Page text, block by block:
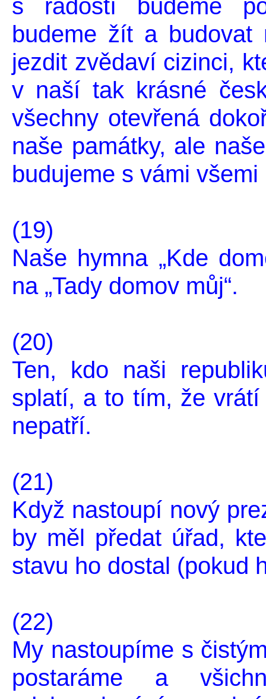
s radostí budeme
budeme žít a budovat
jezdit zvědaví cizinci,
v naší tak krásné
všechny otevřená
naše památky, ale
budujeme s vámi
(19)
Naše hymna „Kde
na „Tady domov můj“.
(20)
Ten, kdo naši
splatí, a to tím, že
nepatří.
(21)
Když nastoupí nový
by měl předat úřad,
stavu ho dostal (pokud
(22)
My nastoupíme s
postaráme a